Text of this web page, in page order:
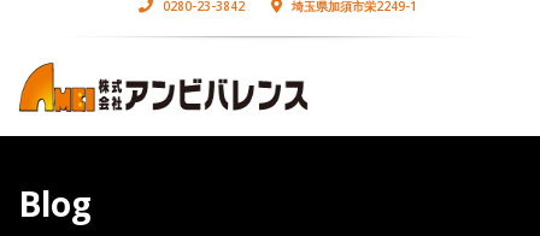
0280-23-3842 埼玉県加須市栄2249-1
Blog